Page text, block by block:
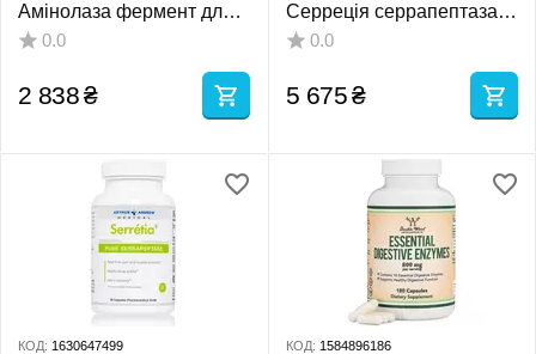
Амінолаза фермент для
засвоєння білка 90
0.0
2 838₴
Серреція серрапептаза
250.000 SPU 180 капсул
0.0
5 675₴
КОД: 1630647499 КОД: 1584896186